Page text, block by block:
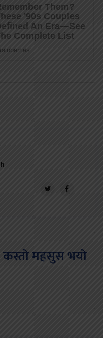
कस्तो महसुस भयो